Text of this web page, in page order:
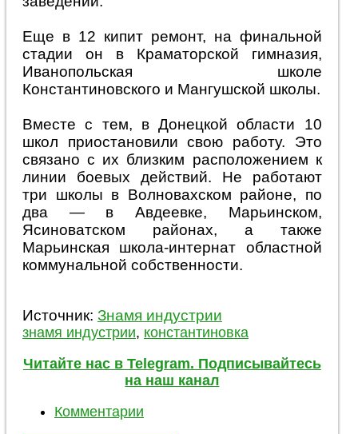
Еще в 12 кипит ремонт, на финальной
стадии он в Краматорской гимназия,
Иванопольская школе
Константиновского и Мангушской школы.
Вместе с тем, в Донецкой области 10
школ приостановили свою работу. Это
связано с их близким расположением к
линии боевых действий. Не работают
три школы в Волновахском районе, по
два — в Авдеевке, Марьинском,
Ясиноватском районах, а также
Марьинская школа-интернат областной
коммунальной собственности.
Источник: Знамя индустрии
знамя индустрии, константиновка
Читайте нас в Telegram. Подписывайтесь
на наш канал
Комментарии